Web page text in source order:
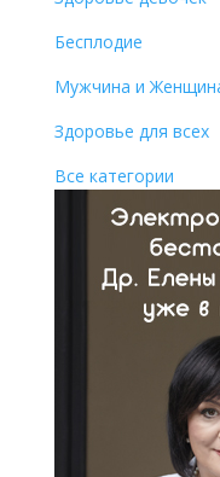
Бесплодие
Мужчина и
Здоровье для всех
Все категории